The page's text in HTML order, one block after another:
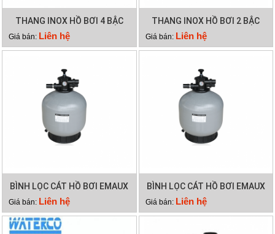
THANG INOX HỒ BƠI 4 BẬC
Giá bán: Liên hệ
THANG INOX HỒ BƠI 2 BẬC
Giá bán: Liên hệ
BÌNH LỌC CÁT HỒ BƠI EMAUX
V800
Giá bán: Liên hệ
BÌNH LỌC CÁT HỒ BƠI EMAUX
V700
Giá bán: Liên hệ